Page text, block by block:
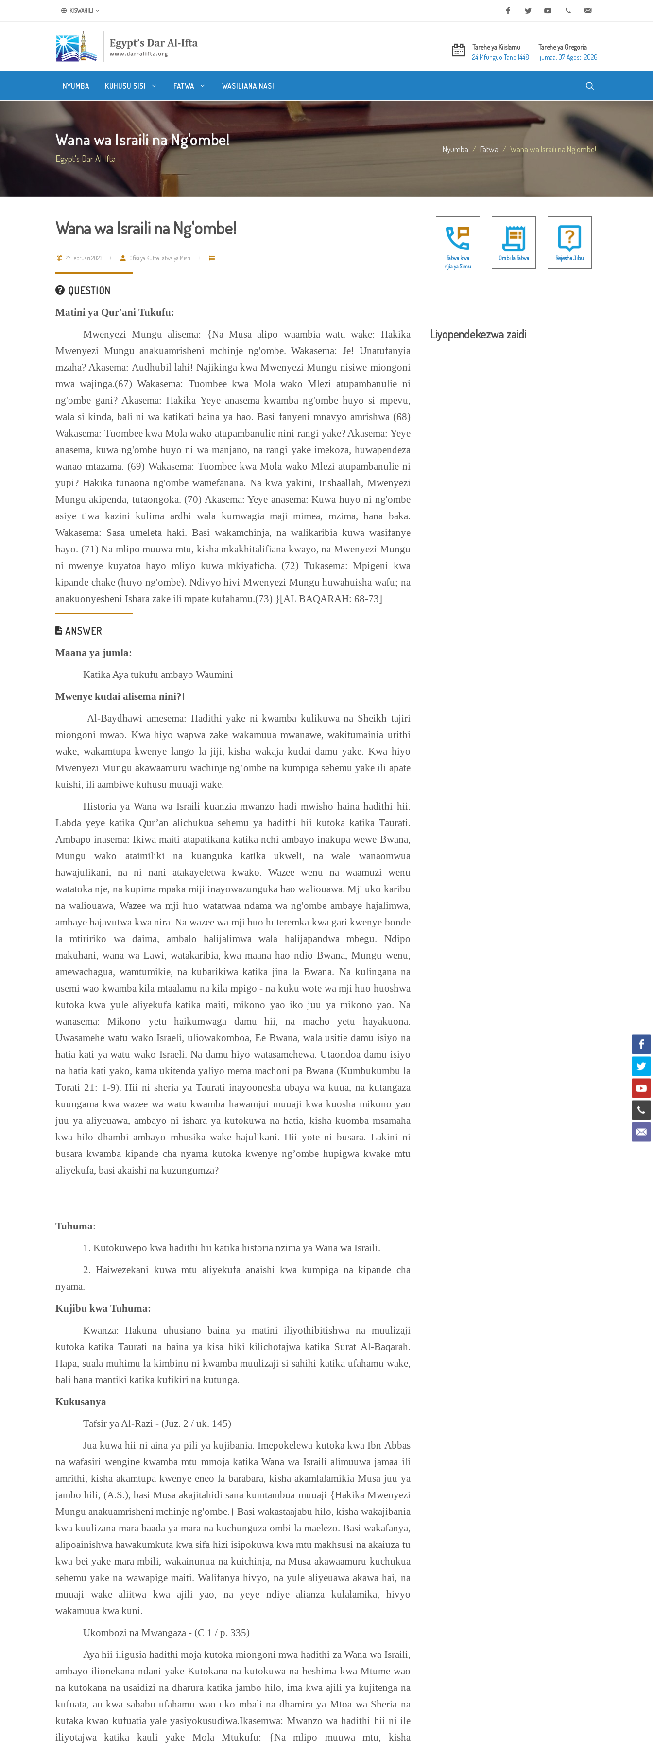
KISWAHILI Facebook Twitter Youtube +20 2 25970400
Tarehe ya Kiislamu
24 Mfunguo Tano 1448
Tarehe ya Gregoria
Ijumaa, 07 Agosti 2026
NYUMBA KUHUSU SISI FATWA WASILIANA NASI
Wana wa Israili na Ng'ombe!
Egypt's Dar Al-Ifta
Nyumba Fatwa Wana wa Israili na Ng'ombe!
Wana wa Israili na Ng'ombe!
27 Februari 2023 Ofisi ya Kutoa Fatwa ya Misri
QUESTION
Matini ya Qur'ani Tukufu:
Mwenyezi Mungu alisema: {Na Musa alipo waambia watu wake: Hakika
Mwenyezi Mungu anakuamrisheni mchinje ng'ombe. Wakasema: Je! Unatufanyia
mzaha? Akasema: Audhubil lahi! Najikinga kwa Mwenyezi Mungu nisiwe miongoni
mwa wajinga.(67) Wakasema: Tuombee kwa Mola wako Mlezi atupambanulie ni
ng'ombe gani? Akasema: Hakika Yeye anasema kwamba ng'ombe huyo si mpevu,
wala si kinda, bali ni wa katikati baina ya hao. Basi fanyeni mnavyo amrishwa (68)
Wakasema: Tuombee kwa Mola wako atupambanulie nini rangi yake? Akasema: Yeye
anasema, kuwa ng'ombe huyo ni wa manjano, na rangi yake imekoza, huwapendeza
wanao mtazama. (69) Wakasema: Tuombee kwa Mola wako Mlezi atupambanulie ni
yupi? Hakika tunaona ng'ombe wamefanana. Na kwa yakini, Inshaallah, Mwenyezi
Mungu akipenda, tutaongoka. (70) Akasema: Yeye anasema: Kuwa huyo ni ng'ombe
asiye tiwa kazini kulima ardhi wala kumwagia maji mimea, mzima, hana baka.
Wakasema: Sasa umeleta haki. Basi wakamchinja, na walikaribia kuwa wasifanye
hayo. (71) Na mlipo muuwa mtu, kisha mkakhitalifiana kwayo, na Mwenyezi Mungu
ni mwenye kuyatoa hayo mliyo kuwa mkiyaficha. (72) Tukasema: Mpigeni kwa
kipande chake (huyo ng'ombe). Ndivyo hivi Mwenyezi Mungu huwahuisha wafu; na
anakuonyesheni Ishara zake ili mpate kufahamu.(73) }[AL BAQARAH: 68-73]
ANSWER
Maana ya jumla:
Katika Aya tukufu ambayo Waumini
Mwenye kudai alisema nini?!
Al-Baydhawi amesema: Hadithi yake ni kwamba kulikuwa na Sheikh tajiri
miongoni mwao. Kwa hiyo wapwa zake wakamuua mwanawe, wakitumainia urithi
wake, wakamtupa kwenye lango la jiji, kisha wakaja kudai damu yake. Kwa hiyo
Mwenyezi Mungu akawaamuru wachinje ng’ombe na kumpiga sehemu yake ili apate
kuishi, ili aambiwe kuhusu muuaji wake.
Historia ya Wana wa Israili kuanzia mwanzo hadi mwisho haina hadithi hii.
Labda yeye katika Qur’an alichukua sehemu ya hadithi hii kutoka katika Taurati.
Ambapo inasema: Ikiwa maiti atapatikana katika nchi ambayo inakupa wewe Bwana,
Mungu wako ataimiliki na kuanguka katika ukweli, na wale wanaomwua
hawajulikani, na ni nani atakayeletwa kwako. Wazee wenu na waamuzi wenu
watatoka nje, na kupima mpaka miji inayowazunguka hao waliouawa. Mji uko karibu
na waliouawa, Wazee wa mji huo watatwaa ndama wa ng'ombe ambaye hajalimwa,
ambaye hajavutwa kwa nira. Na wazee wa mji huo huteremka kwa gari kwenye bonde
la mtiririko wa daima, ambalo halijalimwa wala halijapandwa mbegu. Ndipo
makuhani, wana wa Lawi, watakaribia, kwa maana hao ndio Bwana, Mungu wenu,
amewachagua, wamtumikie, na kubarikiwa katika jina la Bwana. Na kulingana na
usemi wao kwamba kila mtaalamu na kila mpigo - na kuku wote wa mji huo huoshwa
kutoka kwa yule aliyekufa katika maiti, mikono yao iko juu ya mikono yao. Na
wanasema: Mikono yetu haikumwaga damu hii, na macho yetu hayakuona.
Uwasamehe watu wako Israeli, uliowakomboa, Ee Bwana, wala usitie damu isiyo na
hatia kati ya watu wako Israeli. Na damu hiyo watasamehewa. Utaondoa damu isiyo
na hatia kati yako, kama ukitenda yaliyo mema machoni pa Bwana (Kumbukumbu la
Torati 21: 1-9). Hii ni sheria ya Taurati inayoonesha ubaya wa kuua, na kutangaza
kuungama kwa wazee wa watu kwamba hawamjui muuaji kwa kuosha mikono yao
juu ya aliyeuawa, ambayo ni ishara ya kutokuwa na hatia, kisha kuomba msamaha
kwa hilo dhambi ambayo mhusika wake hajulikani. Hii yote ni busara. Lakini ni
busara kwamba kipande cha nyama kutoka kwenye ng’ombe hupigwa kwake mtu
aliyekufa, basi akaishi na kuzungumza?
Tuhuma:
1. Kutokuwepo kwa hadithi hii katika historia nzima ya Wana wa Israili.
2. Haiwezekani kuwa mtu aliyekufa anaishi kwa kumpiga na kipande cha
nyama.
Kujibu kwa Tuhuma:
Kwanza: Hakuna uhusiano baina ya matini iliyothibitishwa na muulizaji
kutoka katika Taurati na baina ya kisa hiki kilichotajwa katika Surat Al-Baqarah.
Hapa, suala muhimu la kimbinu ni kwamba muulizaji si sahihi katika ufahamu wake,
bali hana mantiki katika kufikiri na kutunga.
Kukusanya
Tafsir ya Al-Razi - (Juz. 2 / uk. 145)
Jua kuwa hii ni aina ya pili ya kujibania. Imepokelewa kutoka kwa Ibn Abbas
na wafasiri wengine kwamba mtu mmoja katika Wana wa Israili alimuuwa jamaa ili
amrithi, kisha akamtupa kwenye eneo la barabara, kisha akamlalamikia Musa juu ya
jambo hili, (A.S.), basi Musa akajitahidi sana kumtambua muuaji {Hakika Mwenyezi
Mungu anakuamrisheni mchinje ng'ombe.} Basi wakastaajabu hilo, kisha wakajibania
kwa kuulizana mara baada ya mara na kuchunguza ombi la maelezo. Basi wakafanya,
alipoainishwa hawakumkuta kwa sifa hizi isipokuwa kwa mtu makhsusi na akaiuza tu
kwa bei yake mara mbili, wakainunua na kuichinja, na Musa akawaamuru kuchukua
sehemu yake na wawapige maiti. Walifanya hivyo, na yule aliyeuawa akawa hai, na
muuaji wake aliitwa kwa ajili yao, na yeye ndiye alianza kulalamika, hivyo
wakamuua kwa kuni.
Ukombozi na Mwangaza - (C 1 / p. 335)
Aya hii iligusia hadithi moja kutoka miongoni mwa hadithi za Wana wa Israili,
ambayo ilionekana ndani yake Kutokana na kutokuwa na heshima kwa Mtume wao
na kutokana na usaidizi na dharura katika jambo hilo, ima kwa ajili ya kujitenga na
kufuata, au kwa sababu ufahamu wao uko mbali na dhamira ya Mtoa wa Sheria na
kutaka kwao kufuatia yale yasiyokusudiwa.Ikasemwa: Mwanzo wa hadithi hii ni ile
iliyotajwa katika kauli yake Mola Mtukufu: {Na mlipo muuwa mtu, kisha
Fatwa kwa
njia ya Simu
Ombi la Fatwa Rejesha Jibu
Liyopendekezwa zaidi